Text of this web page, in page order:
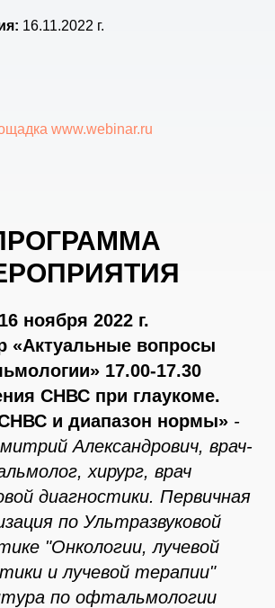
16.11.2022 г.
www.webinar.ru
16 ноября 2022 г.
«Актуальные вопросы
17.00-17.30
СНВС при глаукоме.
и диапазон нормы» -
Александрович, врач-
хирург, врач
диагностики. Первичная
по Ультразвуковой
"Онкологии, лучевой
и лучевой терапии"
по офтальмологии